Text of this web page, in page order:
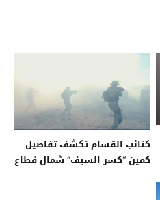
كتائب القسام تكشف تفاصيل
كمين “كسر السيف” شمال قطاع